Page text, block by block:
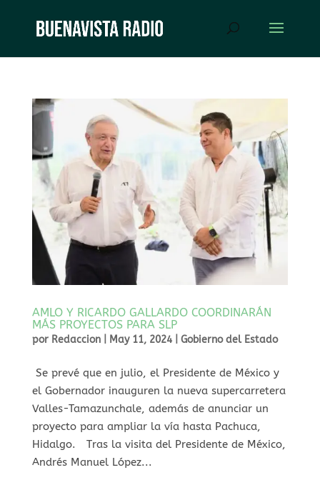
AMLO Y RICARDO GALLARDO COORDINARÁN
MÁS PROYECTOS PARA SLP
por Redaccion| May 11, 2024| Gobierno del Estado
Se prevé que en julio, el Presidente de México y
el Gobernador inauguren la nueva supercarretera
Valles-Tamazunchale, además de anunciar un
proyecto para ampliar la vía hasta Pachuca,
Hidalgo. Tras la visita del Presidente de México,
Andrés Manuel López...